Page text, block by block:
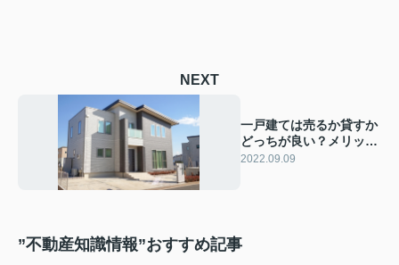
NEXT
一戸建ては売るか貸すか
どっちが良い？メリット
や収支をご紹介
2022.09.09
”不動産知識情報”おすすめ記事